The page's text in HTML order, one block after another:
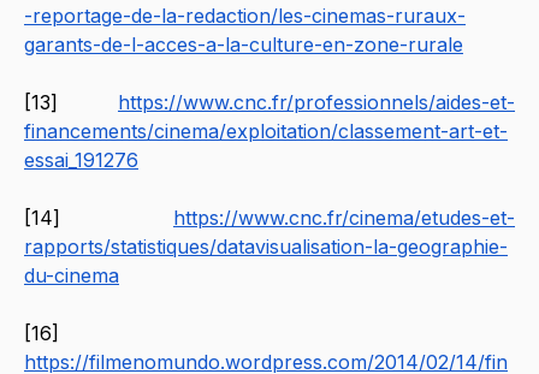
-reportage-de-la-redaction/les-cinemas-ruraux-
garants-de-l-acces-a-la-culture-en-zone-rurale
[13] https://www.cnc.fr/professionnels/aides-et-
financements/cinema/exploitation/classement-art-et-
essai_191276
[14] https://www.cnc.fr/cinema/etudes-et-
rapports/statistiques/datavisualisation-la-geographie-
du-cinema
https://filmenomundo.wordpress.com/2014/02/14/fin